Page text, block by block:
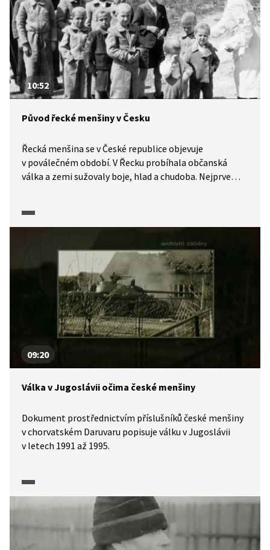
10:52
Původ řecké menšiny v Česku
Řecká menšina se v České republice objevuje
v poválečném období. V Řecku probíhala občanská
válka a zemi sužovaly boje, hlad a chudoba. Nejprve
po skončení občanské války pak přibyli emigranti
přijetí dětí v Československu se dozvíme v následujícím
09:20
Válka v Jugoslávii očima české menšiny
Dokument prostřednictvím příslušníků české menšiny
v chorvatském Daruvaru popisuje válku v Jugoslávii
v letech 1991 až 1995.